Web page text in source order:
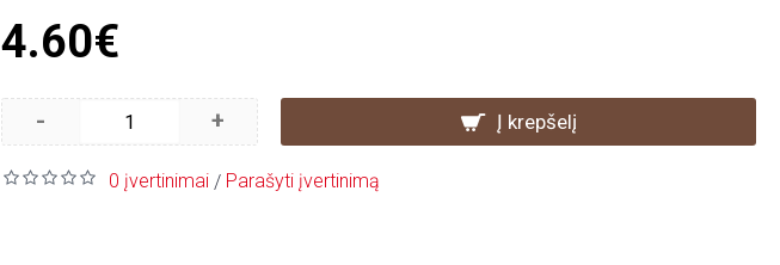
4.60€
- + Į krepšelį
0 įvertinimai / Parašyti įvertinimą